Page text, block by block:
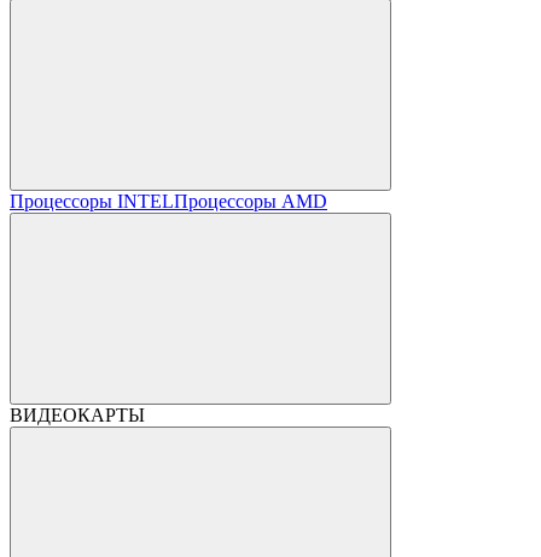
Процессоры INTELПроцессоры AMD
ВИДЕОКАРТЫ